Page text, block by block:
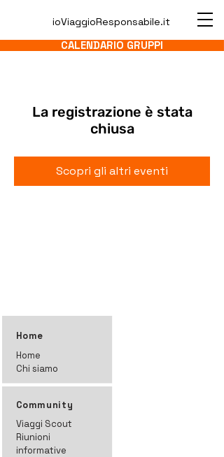
ioViaggioResponsabile.it
CALENDARIO GRUPPI
La registrazione è stata
chiusa
Scopri gli altri eventi
Home
Home
Chi siamo
Community
Viaggi Scout
Riunioni
informative